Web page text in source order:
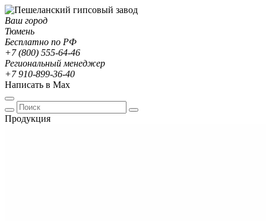
Ваш город
Тюмень
Бесплатно по РФ
+7 (800) 555-64-46
Региональный менеджер
+7 910-899-36-40
Написать в Max
Продукция